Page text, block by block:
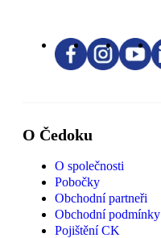
O Čedoku
O společnosti
Pobočky
Obchodní partneři
Obchodní podmínky
Pojištění CK